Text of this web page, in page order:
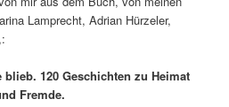
Lamprecht, Adrian Hürzeler,
120 Geschichten zu Heimat
Fremde.